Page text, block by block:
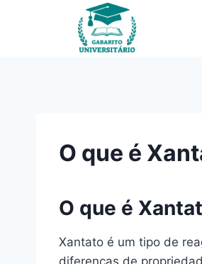
O que é
O que é
Xantato é um tipo de
diferenças de